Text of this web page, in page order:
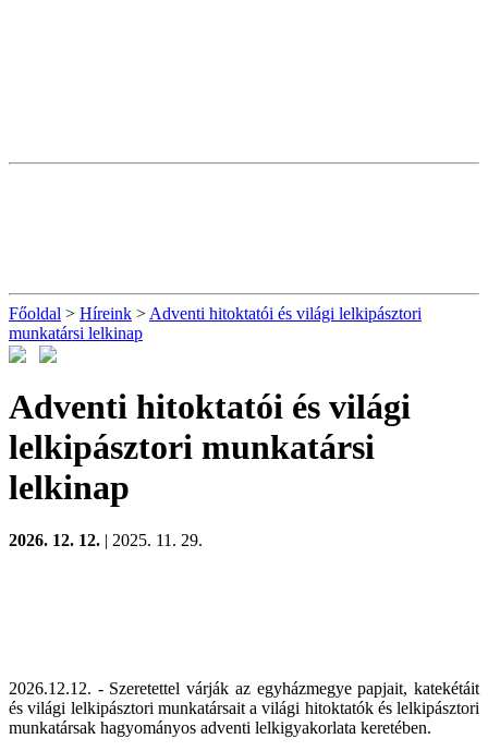
Főoldal > Híreink > Adventi hitoktatói és világi lelkipásztori
munkatársi lelkinap
Adventi hitoktatói és világi
lelkipásztori munkatársi
lelkinap
2026. 12. 12. | 2025. 11. 29.
2026.12.12. - Szeretettel várják az egyházmegye papjait, katekétáit
és világi lelkipásztori munkatársait a világi hitoktatók és lelkipásztori
munkatársak hagyományos adventi lelkigyakorlata keretében.